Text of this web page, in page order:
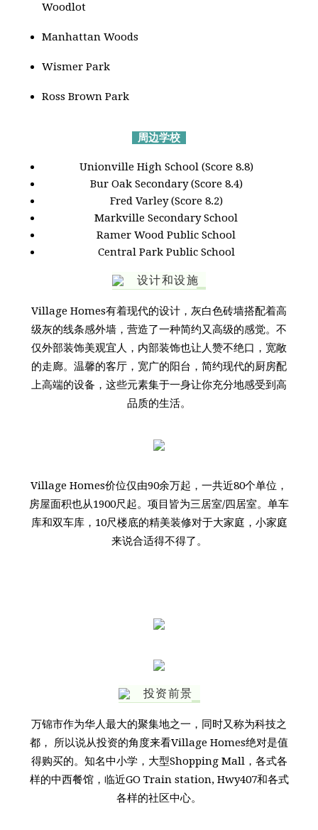
Woodlot
Manhattan Woods
Wismer Park
Ross Brown Park
周边学校
Unionville High School (Score 8.8)
Bur Oak Secondary (Score 8.4)
Fred Varley (Score 8.2)
Markville Secondary School
Ramer Wood Public School
Central Park Public School
设计和设施
Village Homes有着现代的设计，灰白色砖墙搭配着高
级灰的线条感外墙，营造了一种简约又高级的感觉。不
仅外部装饰美观宜人，内部装饰也让人赞不绝口，宽敞
的走廊。温馨的客厅，宽广的阳台，简约现代的厨房配
上高端的设备，这些元素集于一身让你充分地感受到高
品质的生活。
Village Homes价位仅由90余万起，一共近80个单位，
房屋面积也从1900尺起。项目皆为三居室/四居室。单车
库和双车库，10尺楼底的精美装修对于大家庭，小家庭
来说合适得不得了。
投资前景
万锦市作为华人最大的聚集地之一，同时又称为科技之
都， 所以说从投资的角度来看Village Homes绝对是值
得购买的。知名中小学，大型Shopping Mall，各式各
样的中西餐馆，临近GO Train station, Hwy407和各式
各样的社区中心。